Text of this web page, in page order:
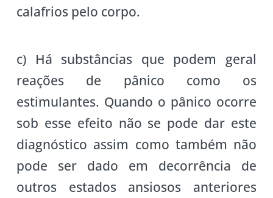
calafrios pelo corpo.
c) Há substâncias que podem geral
reações de pânico como os
estimulantes. Quando o pânico ocorre
sob esse efeito não se pode dar este
diagnóstico assim como também não
pode ser dado em decorrência de
outros estados ansiosos anteriores